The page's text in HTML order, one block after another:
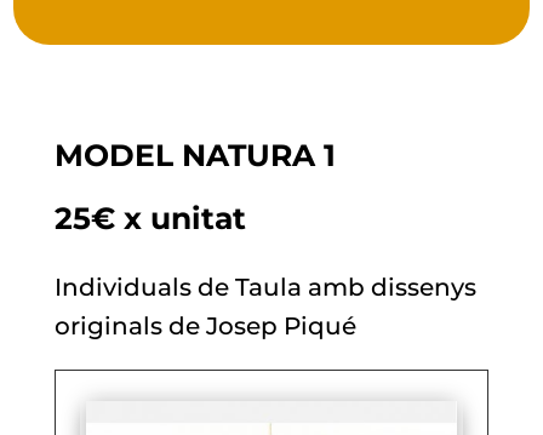
MODEL NATURA 1
25€ x unitat
Individuals de Taula amb dissenys
originals de Josep Piqué